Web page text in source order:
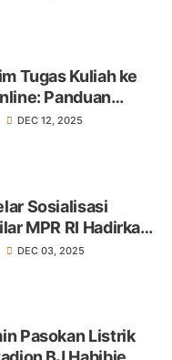
Tugas Kuliah ke
Panduan
Mahasiswa
DEC 12, 2025
Sosialisasi
MPR RI Hadirkan
Narasumber
DEC 03, 2025
Pasokan Listrik